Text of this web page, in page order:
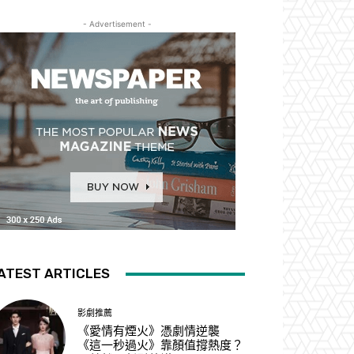
- Advertisement -
ARTICLES
影劇推薦
《愛情有煙火》憑劇情逆襲
《這一秒過火》靠顏值撐熱度？